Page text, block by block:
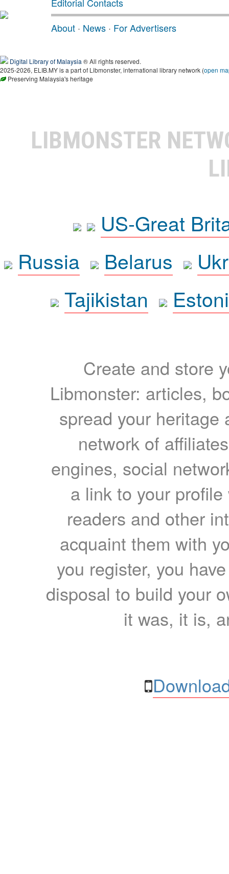
Editorial Contacts
About · News · For Advertisers
Digital Library of Malaysia ® All rights reserved.
2025-2026, ELIB.MY is a part of Libmonster, international library network (open
Preserving Malaysia's heritage
LIBMONSTER
US-Great
Russia
Belarus
Tajikistan
Create and store
Libmonster: articles,
spread your heritage
network of
engines, social
a link to your
readers and other
acquaint them with
you register, you
disposal to build your
it was, it is,